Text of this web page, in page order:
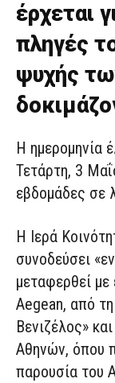
έρχεται
πληγές
ψυχής
Η ημερομηνία
Τετάρτη, 3
εβδομάδες σε
Η Ιερά
συνοδεύσει
μεταφερθεί
Aegean, από
Βενιζέλος»
Αθηνών, όπου
παρουσία του